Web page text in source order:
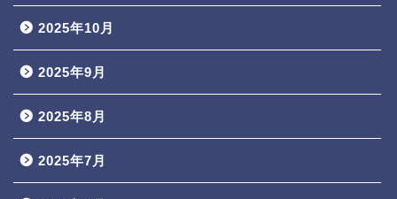
2025年10月
2025年9月
2025年8月
2025年7月